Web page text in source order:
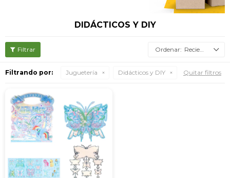
DIDÁCTICOS Y DIY
Recientes
Filtrando por: Juguetería Didácticos y DIY Quitar filtros